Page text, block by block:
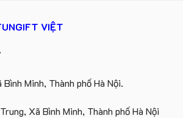
VIỆT
Minh, Thành phố Hà Nội.
Xã Bình Minh, Thành phố Hà Nội